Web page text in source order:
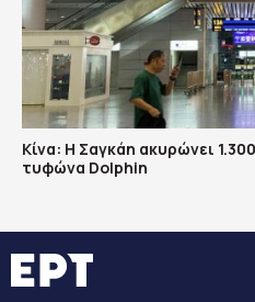
Κίνα: Η Σαγκάη ακυρώνει
τυφώνα Dolphin